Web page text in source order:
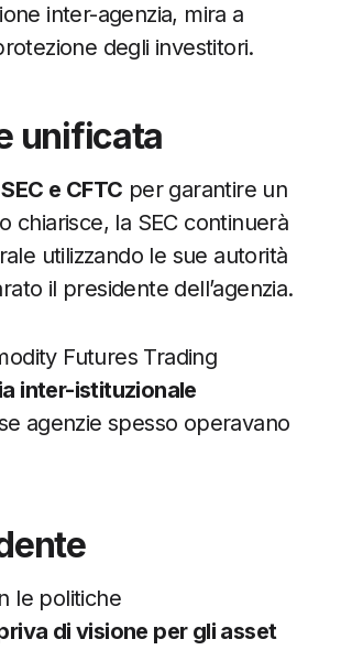
inter-agenzia, mira a
degli investitori.
unificata
e CFTC per garantire un
chiarisce, la SEC continuerà
utilizzando le sue autorità
il presidente dell’agenzia.
Futures Trading
inter-istituzionale
agenzie spesso operavano
le politiche
di visione per gli asset